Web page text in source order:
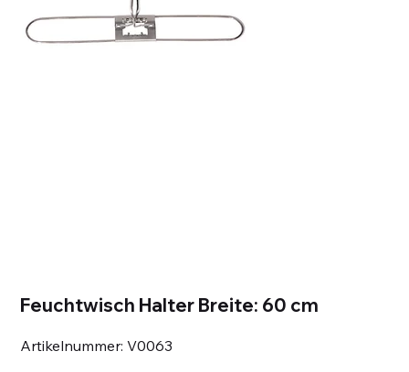
Feuchtwisch Halter Breite: 60 cm
Artikelnummer: Artikelnummer:
V0063
V0063